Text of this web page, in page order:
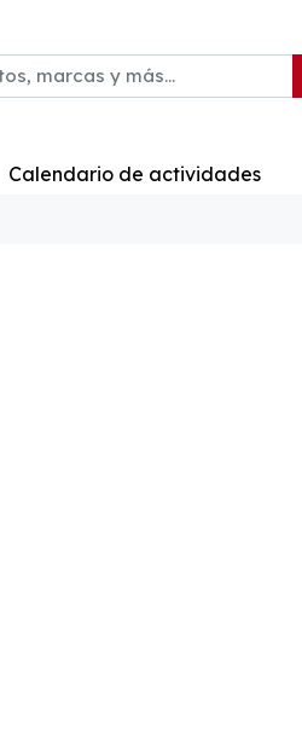
Calendario de actividades